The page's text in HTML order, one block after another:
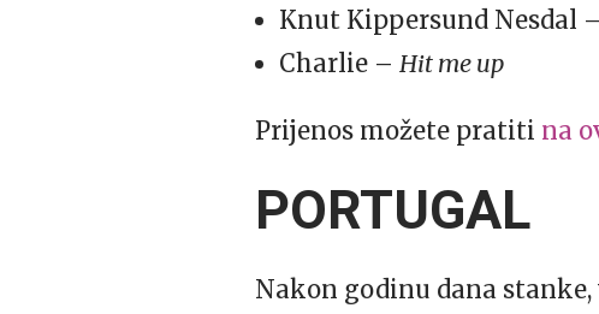
Knut Kippersund Nesdal –
Charlie – Hit me up
Prijenos možete pratiti na
PORTUGAL
Nakon godinu dana